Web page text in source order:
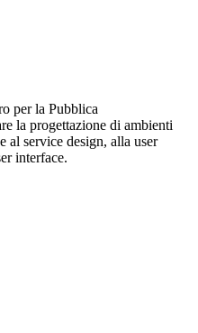
per la Pubblica
la progettazione di ambienti
service design, alla user
interface.